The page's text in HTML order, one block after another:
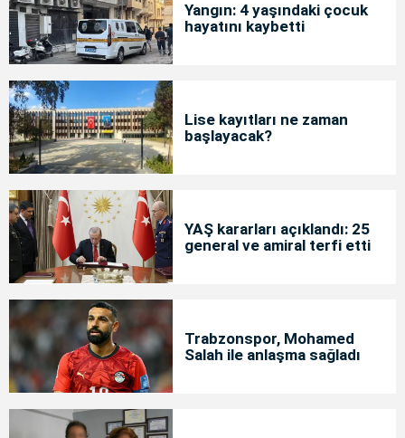
Yangın: 4 yaşındaki çocuk
hayatını kaybetti
Lise kayıtları ne zaman
başlayacak?
YAŞ kararları açıklandı: 25
general ve amiral terfi etti
Trabzonspor, Mohamed
Salah ile anlaşma sağladı